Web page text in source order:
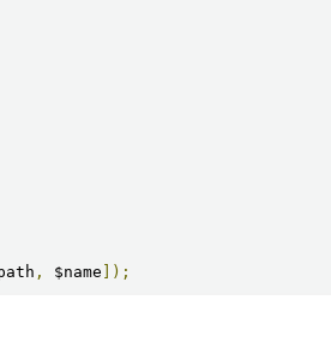
, $name ]);